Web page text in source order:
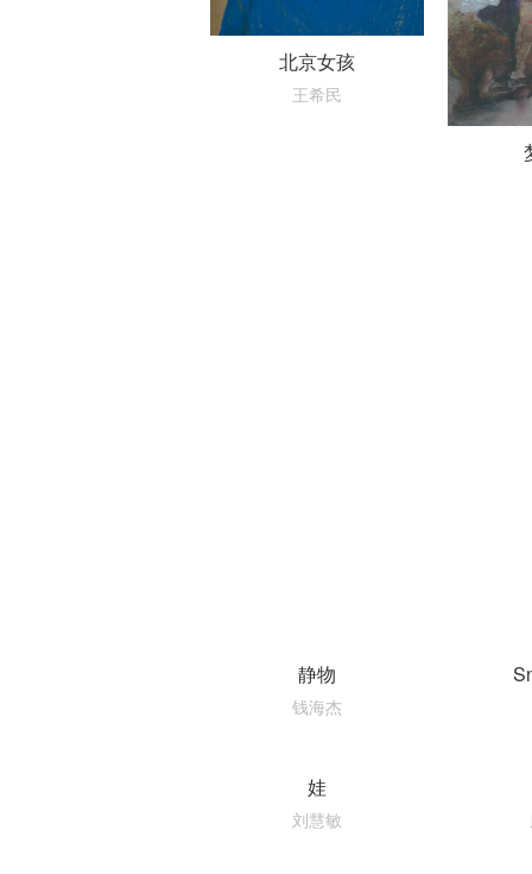
北京女孩
王希民
静物
钱海杰
娃
刘慧敏